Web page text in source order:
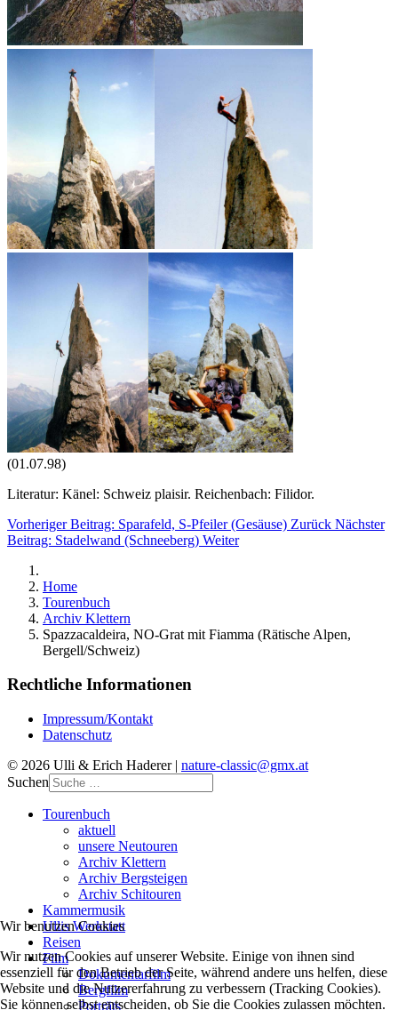
(01.07.98)
Literatur: Känel: Schweiz plaisir. Reichenbach: Filidor.
Vorheriger Beitrag: Sparafeld, S-Pfeiler (Gesäuse) Zurück Nächster
Beitrag: Stadelwand (Schneeberg) Weiter
Home
Tourenbuch
Archiv Klettern
Spazzacaldeira, NO-Grat mit Fiamma (Rätische Alpen,
Bergell/Schweiz)
Rechtliche Informationen
Impressum/Kontakt
Datenschutz
© 2026 Ulli & Erich Haderer | nature-classic@gmx.at
Suchen
Tourenbuch
aktuell
unsere Neutouren
Archiv Klettern
Archiv Bergsteigen
Archiv Schitouren
Kammermusik
Ullis Werkstatt
Reisen
Film
Dokumentarfilm
Bergfilm
Porträts
Wir benutzen Cookies
Wir nutzen Cookies auf unserer Website. Einige von ihnen sind
essenziell für den Betrieb der Seite, während andere uns helfen, diese
Website und die Nutzererfahrung zu verbessern (Tracking Cookies).
Sie können selbst entscheiden, ob Sie die Cookies zulassen möchten.